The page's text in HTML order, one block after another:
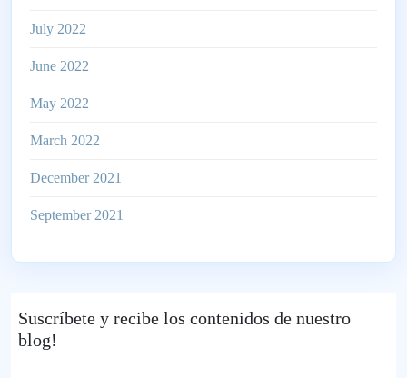
July 2022
June 2022
May 2022
March 2022
December 2021
September 2021
Suscríbete y recibe los contenidos de nuestro
blog!